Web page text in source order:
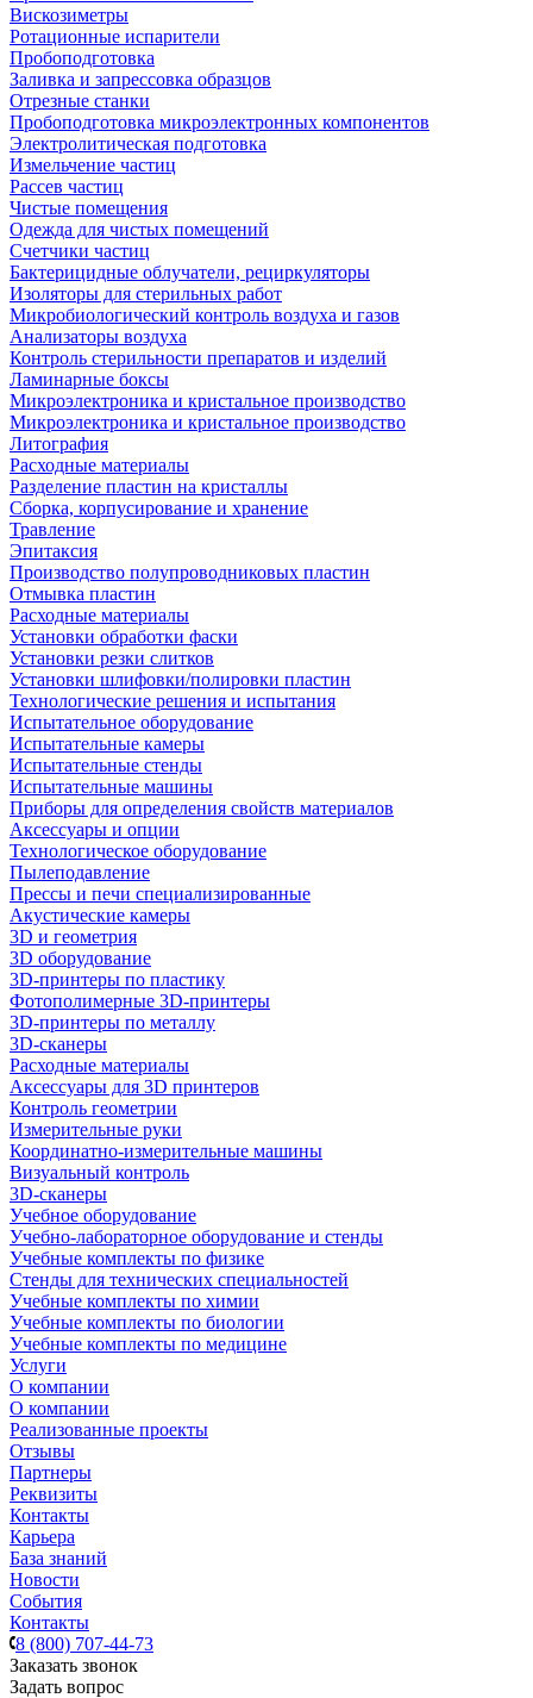
Вискозиметры
Ротационные испарители
Пробоподготовка
Заливка и запрессовка образцов
Отрезные станки
Пробоподготовка микроэлектронных компонентов
Электролитическая подготовка
Измельчение частиц
Рассев частиц
Чистые помещения
Одежда для чистых помещений
Счетчики частиц
Бактерицидные облучатели, рециркуляторы
Изоляторы для стерильных работ
Микробиологический контроль воздуха и газов
Анализаторы воздуха
Контроль стерильности препаратов и изделий
Ламинарные боксы
Микроэлектроника и кристальное производство
Микроэлектроника и кристальное производство
Литография
Расходные материалы
Разделение пластин на кристаллы
Сборка, корпусирование и хранение
Травление
Эпитаксия
Производство полупроводниковых пластин
Отмывка пластин
Расходные материалы
Установки обработки фаски
Установки резки слитков
Установки шлифовки/полировки пластин
Технологические решения и испытания
Испытательное оборудование
Испытательные камеры
Испытательные стенды
Испытательные машины
Приборы для определения свойств материалов
Аксессуары и опции
Технологическое оборудование
Пылеподавление
Прессы и печи специализированные
Акустические камеры
3D и геометрия
3D оборудование
3D-принтеры по пластику
Фотополимерные 3D-принтеры
3D-принтеры по металлу
3D-сканеры
Расходные материалы
Аксессуары для 3D принтеров
Контроль геометрии
Измерительные руки
Координатно-измерительные машины
Визуальный контроль
3D-сканеры
Учебное оборудование
Учебно-лабораторное оборудование и стенды
Учебные комплекты по физике
Стенды для технических специальностей
Учебные комплекты по химии
Учебные комплекты по биологии
Учебные комплекты по медицине
Услуги
О компании
О компании
Реализованные проекты
Отзывы
Партнеры
Реквизиты
Контакты
Карьера
База знаний
Новости
События
Контакты
8 (800) 707-44-73
Заказать звонок
Задать вопрос